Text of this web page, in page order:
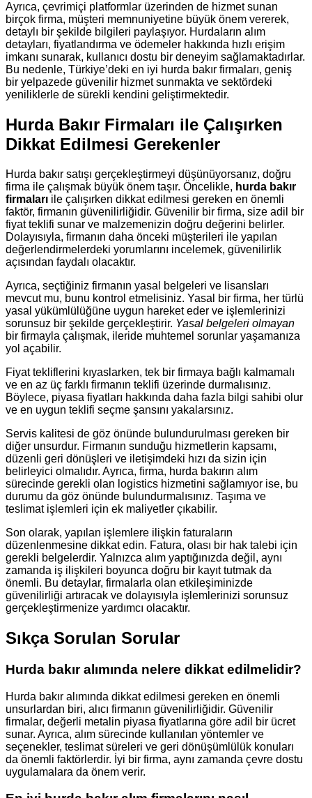
Ayrıca, çevrimiçi platformlar üzerinden de hizmet sunan
birçok firma, müşteri memnuniyetine büyük önem vererek,
detaylı bir şekilde bilgileri paylaşıyor. Hurdaların alım
detayları, fiyatlandırma ve ödemeler hakkında hızlı erişim
imkanı sunarak, kullanıcı dostu bir deneyim sağlamaktadırlar.
Bu nedenle, Türkiye’deki en iyi hurda bakır firmaları, geniş
bir yelpazede güvenilir hizmet sunmakta ve sektördeki
yeniliklerle de sürekli kendini geliştirmektedir.
Hurda Bakır Firmaları ile Çalışırken
Dikkat Edilmesi Gerekenler
Hurda bakır satışı gerçekleştirmeyi düşünüyorsanız, doğru
firma ile çalışmak büyük önem taşır. Öncelikle, hurda bakır
firmaları ile çalışırken dikkat edilmesi gereken en önemli
faktör, firmanın güvenilirliğidir. Güvenilir bir firma, size adil bir
fiyat teklifi sunar ve malzemenizin doğru değerini belirler.
Dolayısıyla, firmanın daha önceki müşterileri ile yapılan
değerlendirmelerdeki yorumlarını incelemek, güvenilirlik
açısından faydalı olacaktır.
Ayrıca, seçtiğiniz firmanın yasal belgeleri ve lisansları
mevcut mu, bunu kontrol etmelisiniz. Yasal bir firma, her türlü
yasal yükümlülüğüne uygun hareket eder ve işlemlerinizi
sorunsuz bir şekilde gerçekleştirir. Yasal belgeleri olmayan
bir firmayla çalışmak, ileride muhtemel sorunlar yaşamanıza
yol açabilir.
Fiyat tekliflerini kıyaslarken, tek bir firmaya bağlı kalmamalı
ve en az üç farklı firmanın teklifi üzerinde durmalısınız.
Böylece, piyasa fiyatları hakkında daha fazla bilgi sahibi olur
ve en uygun teklifi seçme şansını yakalarsınız.
Servis kalitesi de göz önünde bulundurulması gereken bir
diğer unsurdur. Firmanın sunduğu hizmetlerin kapsamı,
düzenli geri dönüşleri ve iletişimdeki hızı da sizin için
belirleyici olmalıdır. Ayrıca, firma, hurda bakırın alım
sürecinde gerekli olan logistics hizmetini sağlamıyor ise, bu
durumu da göz önünde bulundurmalısınız. Taşıma ve
teslimat işlemleri için ek maliyetler çıkabilir.
Son olarak, yapılan işlemlere ilişkin faturaların
düzenlenmesine dikkat edin. Fatura, olası bir hak talebi için
gerekli belgelerdir. Yalnızca alım yaptığınızda değil, aynı
zamanda iş ilişkileri boyunca doğru bir kayıt tutmak da
önemli. Bu detaylar, firmalarla olan etkileşiminizde
güvenilirliği artıracak ve dolayısıyla işlemlerinizi sorunsuz
gerçekleştirmenize yardımcı olacaktır.
Sıkça Sorulan Sorular
Hurda bakır alımında nelere dikkat edilmelidir?
Hurda bakır alımında dikkat edilmesi gereken en önemli
unsurlardan biri, alıcı firmanın güvenilirliğidir. Güvenilir
firmalar, değerli metalin piyasa fiyatlarına göre adil bir ücret
sunar. Ayrıca, alım sürecinde kullanılan yöntemler ve
seçenekler, teslimat süreleri ve geri dönüşümlülük konuları
da önemli faktörlerdir. İyi bir firma, aynı zamanda çevre dostu
uygulamalara da önem verir.